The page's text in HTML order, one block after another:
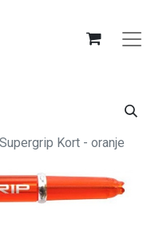
Kort - oranje